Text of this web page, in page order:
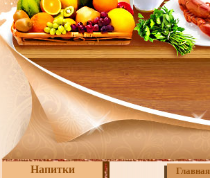
Напитки Главная